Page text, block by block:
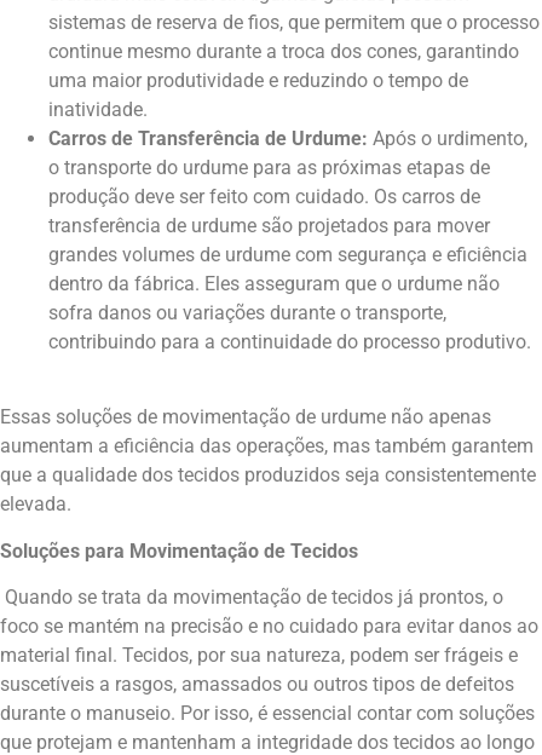
sistemas de reserva de fios, que permitem que o processo
continue mesmo durante a troca dos cones, garantindo
uma maior produtividade e reduzindo o tempo de
inatividade.
Carros de Transferência de Urdume: Após o urdimento,
o transporte do urdume para as próximas etapas de
produção deve ser feito com cuidado. Os carros de
transferência de urdume são projetados para mover
grandes volumes de urdume com segurança e eficiência
dentro da fábrica. Eles asseguram que o urdume não
sofra danos ou variações durante o transporte,
contribuindo para a continuidade do processo produtivo.
Essas soluções de movimentação de urdume não apenas
aumentam a eficiência das operações, mas também garantem
que a qualidade dos tecidos produzidos seja consistentemente
elevada.
Soluções para Movimentação de Tecidos
Quando se trata da movimentação de tecidos já prontos, o
foco se mantém na precisão e no cuidado para evitar danos ao
material final. Tecidos, por sua natureza, podem ser frágeis e
suscetíveis a rasgos, amassados ou outros tipos de defeitos
durante o manuseio. Por isso, é essencial contar com soluções
que protejam e mantenham a integridade dos tecidos ao longo